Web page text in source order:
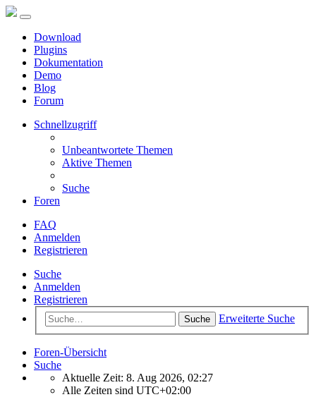
Download
Plugins
Dokumentation
Demo
Blog
Forum
Schnellzugriff
Unbeantwortete Themen
Aktive Themen
Suche
Foren
FAQ
Anmelden
Registrieren
Suche
Anmelden
Registrieren
Suche Erweiterte Suche
Foren-Übersicht
Suche
Aktuelle Zeit: 8. Aug 2026, 02:27
Alle Zeiten sind UTC+02:00